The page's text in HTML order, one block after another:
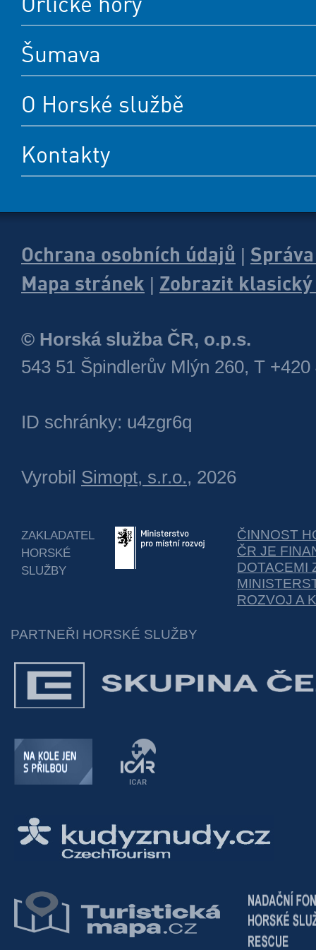
Šumava
O Horské službě
Kontakty
Ochrana osobních údajů |
Mapa stránek | Zobrazit
© Horská služba ČR, o.p.s.
543 51 Špindlerův Mlýn 260, T +420
ID schránky: u4zgr6q
Vyrobil Simopt, s.r.o., 2026
ZAKLADATEL
HORSKÉ
SLUŽBY
ČINNOST
ČR JE
DOTACEMI
ROZVOJ A
PARTNEŘI HORSKÉ SLUŽBY